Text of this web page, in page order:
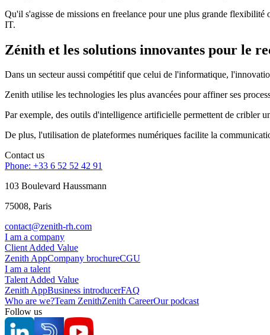
Qu'il s'agisse de missions en freelance pour une plus grande
IT.
Zénith et les solutions innovantes pour le
Dans un secteur aussi compétitif que celui de l'informatique,
Zenith utilise les technologies les plus avancées pour affiner ses
Par exemple, des outils d'intelligence artificielle permettent de cribler
De plus, l'utilisation de plateformes numériques facilite la
Contact us
Phone: +33 6 52 52 42 91
103 Boulevard Haussmann
75008, Paris
contact@zenith-rh.com
I am a company
Client Added Value
Zenith AppCompany brochureCGU
I am a talent
Talent Added Value
Zenith AppBusiness introducerFAQ
Who are we?Team ZenithZenith CareerOur podcast
Follow us